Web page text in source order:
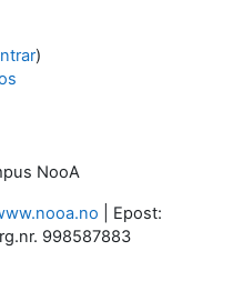
)
NooA
| Epost:
998587883